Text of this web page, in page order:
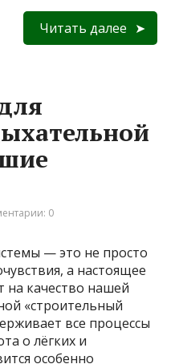
Читать далее
0
— это не просто
а настоящее
на качество нашей
«строительный
все процессы
о лёгких и
особенно